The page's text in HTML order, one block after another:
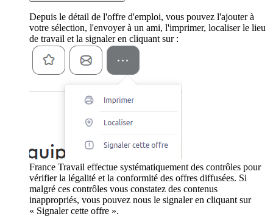
Depuis le détail de l'offre d'emploi, vous pouvez l'ajouter à
votre sélection, l'envoyer à un ami, l'imprimer, localiser le lieu
de travail et la signaler en cliquant sur :
France Travail effectue systématiquement des contrôles pour
vérifier la légalité et la conformité des offres diffusées. Si
malgré ces contrôles vous constatez des contenus
inappropriés, vous pouvez nous le signaler en cliquant sur
« Signaler cette offre ».